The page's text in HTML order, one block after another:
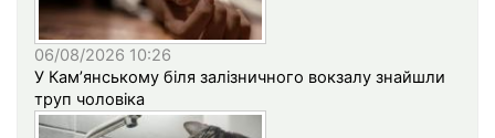
06/08/2026 10:26
У Кам’янському біля залізничного вокзалу знайшли
труп чоловіка